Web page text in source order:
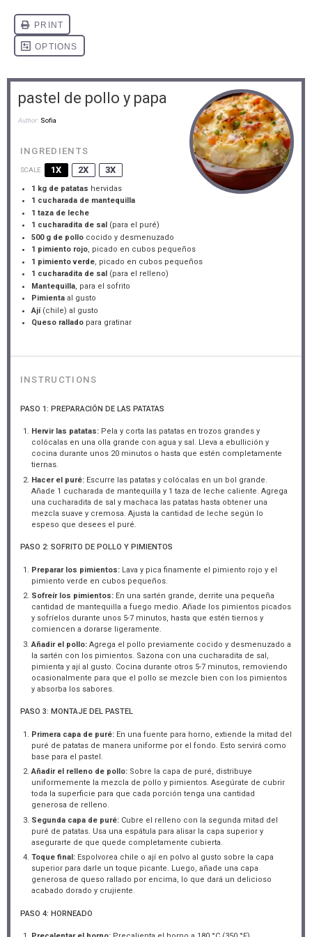
pastel de pollo y papa
Author: Sofia
INGREDIENTS
SCALE 1X 2X 3X
1 kg de patatas hervidas
1 cucharada de mantequilla
1 taza de leche
1 cucharadita de sal (para el puré)
500 g de pollo cocido y desmenuzado
1 pimiento rojo, picado en cubos pequeños
1 pimiento verde , picado en cubos pequeños
1 cucharadita de sal (para el relleno)
Mantequilla , para el sofrito
Pimienta al gusto
Ají(chile) al gusto
Queso rallado para gratinar
INSTRUCTIONS
PASO 1: PREPARACIÓN DE LAS PATATAS
Hervir las patatas: Pela y corta las patatas en trozos grandes y
colócalas en una olla grande con agua y sal. Lleva a ebullición y
cocina durante unos 20 minutos o hasta que estén completamente
tiernas.
Hacer el puré: Escurre las patatas y colócalas en un bol grande.
Añade 1 cucharada de mantequilla y 1 taza de leche caliente. Agrega
una cucharadita de sal y machaca las patatas hasta obtener una
mezcla suave y cremosa. Ajusta la cantidad de leche según lo
espeso que desees el puré.
PASO 2: SOFRITO DE POLLO Y PIMIENTOS
Preparar los pimientos: Lava y pica finamente el pimiento rojo y el
pimiento verde en cubos pequeños.
Sofreír los pimientos: En una sartén grande, derrite una pequeña
cantidad de mantequilla a fuego medio. Añade los pimientos picados
y sofríelos durante unos 5-7 minutos, hasta que estén tiernos y
comiencen a dorarse ligeramente.
Añadir el pollo: Agrega el pollo previamente cocido y desmenuzado a
la sartén con los pimientos. Sazona con una cucharadita de sal,
pimienta y ají al gusto. Cocina durante otros 5-7 minutos, removiendo
ocasionalmente para que el pollo se mezcle bien con los pimientos
y absorba los sabores.
PASO 3: MONTAJE DEL PASTEL
Primera capa de puré: En una fuente para horno, extiende la mitad del
puré de patatas de manera uniforme por el fondo. Esto servirá como
base para el pastel.
Añadir el relleno de pollo: Sobre la capa de puré, distribuye
uniformemente la mezcla de pollo y pimientos. Asegúrate de cubrir
toda la superficie para que cada porción tenga una cantidad
generosa de relleno.
Segunda capa de puré: Cubre el relleno con la segunda mitad del
puré de patatas. Usa una espátula para alisar la capa superior y
asegurarte de que quede completamente cubierta.
Toque final: Espolvorea chile o ají en polvo al gusto sobre la capa
superior para darle un toque picante. Luego, añade una capa
generosa de queso rallado por encima, lo que dará un delicioso
acabado dorado y crujiente.
PASO 4: HORNEADO